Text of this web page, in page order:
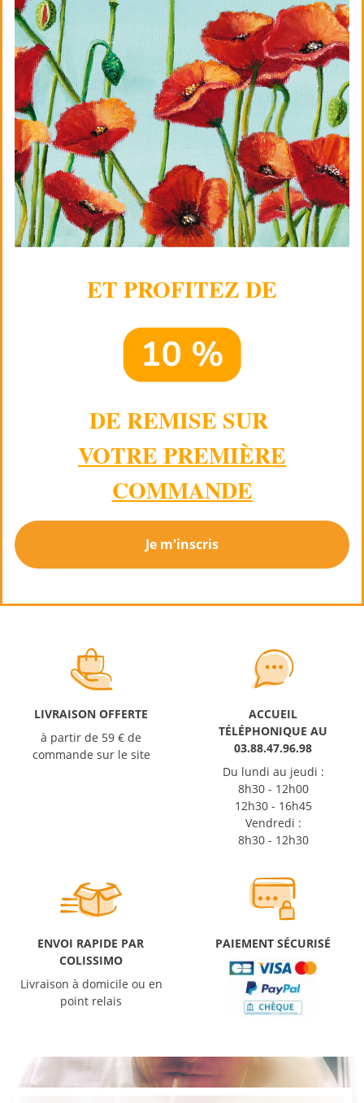
ET PROFITEZ DE
DE REMISE SUR
VOTRE PREMIÈRE
COMMANDE
Je m'inscris
LIVRAISON OFFERTE
à partir de 59 € de
commande sur le site
ACCUEIL
TÉLÉPHONIQUE AU
03.88.47.96.98
Du lundi au jeudi :
8h30 - 12h00
12h30 - 16h45
Vendredi :
8h30 - 12h30
ENVOI RAPIDE PAR
COLISSIMO
Livraison à domicile ou en
point relais
PAIEMENT SÉCURISÉ